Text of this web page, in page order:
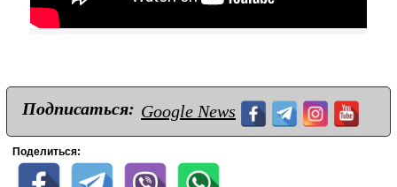
Подписаться: Google News
Поделиться: